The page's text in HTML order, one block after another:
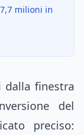
milioni in
dalla finestra
del
preciso: